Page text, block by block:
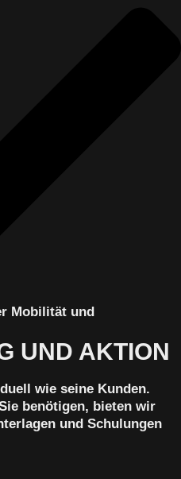
Mobilität und
UND AKTION
wie seine Kunden.
benötigen, bieten wir
und Schulungen